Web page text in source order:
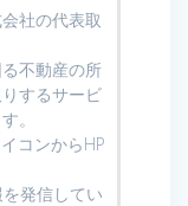
社の代表取
不動産の所
するサービ
。
コンからHP
発信してい